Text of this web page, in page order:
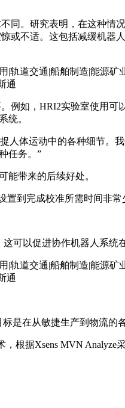
同。研究表明，在这种情
或不适。这包括减缓机器
例如，HRI2实验室使用可
统。
人体运动中的各种细节。
任务。”
能带来的后续好处。
到完成校准所需时间非
以促进协作机器人系统
是在从敏捷生产到物流的
根据Xsens MVN Analyze